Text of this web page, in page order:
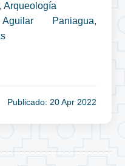
Arqueología
Paniagua,
Publicado: 20 Apr 2022